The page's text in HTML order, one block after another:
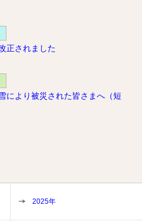
正されました
により被災された皆さまへ（短
2025年